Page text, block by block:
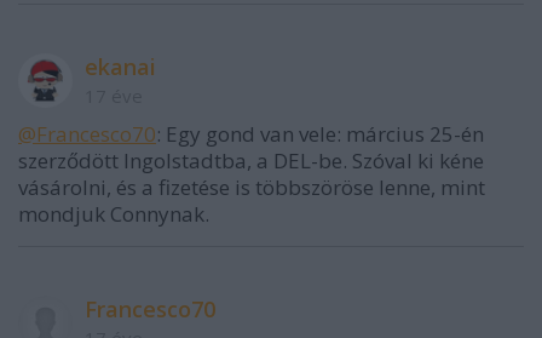
ekanai
@Francesco70: Egy gond van vele: március 25-én
szerződött Ingolstadtba, a DEL-be. Szóval ki kéne
vásárolni, és a fizetése is többszöröse lenne, mint
mondjuk Connynak.
Francesco70